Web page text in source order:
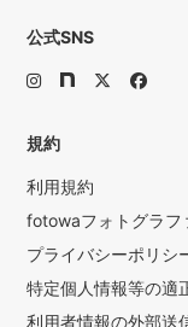
公式SNS
規約
利用規約
fotowaフォトグラフ
プライバシーポリシ
特定個人情報等の適
利用者情報の外部送